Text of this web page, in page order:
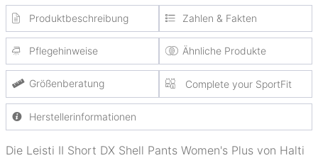
Produktbeschreibung Zahlen & Fakten
Pflegehinweise Ähnliche Produkte
Größenberatung Complete your SportFit
Herstellerinformationen
Die Leisti II Short DX Shell Pants Women's Plus von Halti